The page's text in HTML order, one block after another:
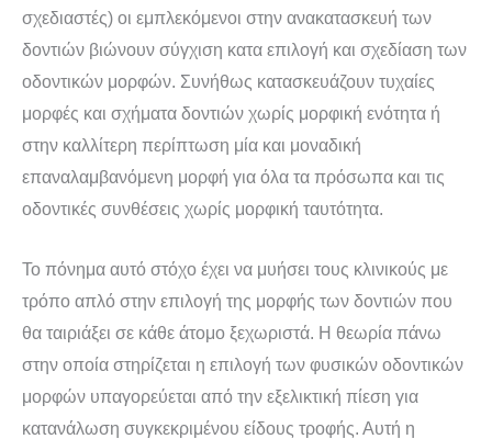
σχεδιαστές) οι εμπλεκόμενοι στην ανακατασκευή των
δοντιών βιώνουν σύγχιση κατα επιλογή και σχεδίαση των
οδοντικών μορφών. Συνήθως κατασκευάζουν τυχαίες
μορφές και σχήματα δοντιών χωρίς μορφική ενότητα ή
στην καλλίτερη περίπτωση μία και μοναδική
επαναλαμβανόμενη μορφή για όλα τα πρόσωπα και τις
οδοντικές συνθέσεις χωρίς μορφική ταυτότητα.
Το πόνημα αυτό στόχο έχει να μυήσει τους κλινικούς με
τρόπο απλό στην επιλογή της μορφής των δοντιών που
θα ταιριάξει σε κάθε άτομο ξεχωριστά. Η θεωρία πάνω
στην οποία στηρίζεται η επιλογή των φυσικών οδοντικών
μορφών υπαγορεύεται από την εξελικτική πίεση για
κατανάλωση συγκεκριμένου είδους τροφής. Αυτή η